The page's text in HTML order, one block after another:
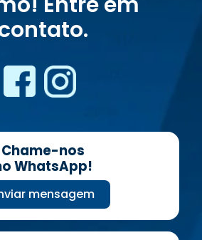
Chame-nos
WhatsApp!
mensagem